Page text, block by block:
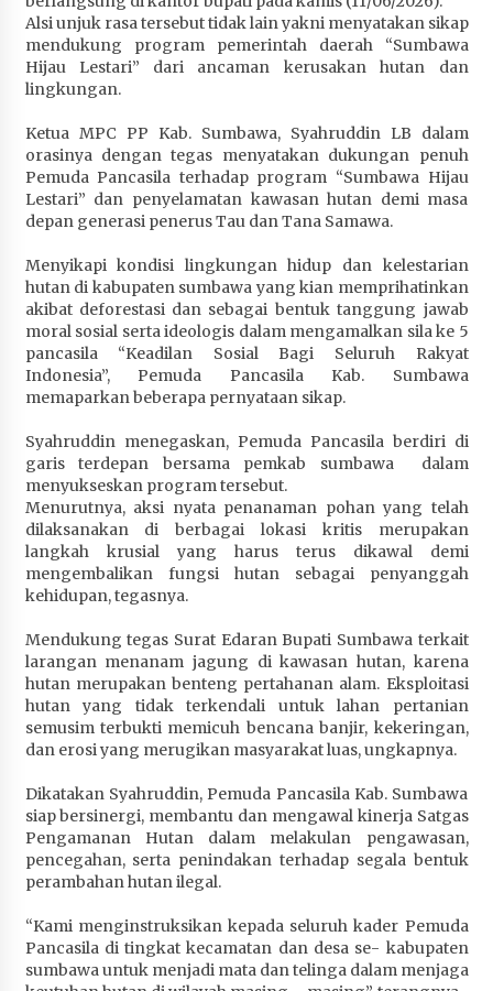
Cabor yang Akan Berjuang pada PORPROV XII
NTB 2026
4 minggu ago
Program 100 Mustahik Per Desa di Desa Teluk
Santong
4 minggu ago
Dosen UTS Siap Kembangkan Inovasi Lewat
Pelatihan PDPP 2026 Bali
4 minggu ago
Terapkan “Polantas Menyapa”, Satlantas Polres
Sumbawa Berupaya Wujudkan Pelayanan
Kepolisian yang Profesional
4 minggu ago
Capaian Program Pemerintah Kabupaten
Sumbawa Terus Dirasakan Masyarakat
4 minggu ago
Alsi unjuk rasa tersebut tidak lain yakni menyatakan sikap
mendukung program pemerintah daerah “Sumbawa
Hijau Lestari” dari ancaman kerusakan hutan dan
lingkungan.
Ketua MPC PP Kab. Sumbawa, Syahruddin LB dalam
orasinya dengan tegas menyatakan dukungan penuh
Pemuda Pancasila terhadap program “Sumbawa Hijau
Lestari” dan penyelamatan kawasan hutan demi masa
depan generasi penerus Tau dan Tana Samawa.
Menyikapi kondisi lingkungan hidup dan kelestarian
hutan di kabupaten sumbawa yang kian memprihatinkan
akibat deforestasi dan sebagai bentuk tanggung jawab
moral sosial serta ideologis dalam mengamalkan sila ke 5
pancasila “Keadilan Sosial Bagi Seluruh Rakyat
Indonesia”, Pemuda Pancasila Kab. Sumbawa
memaparkan beberapa pernyataan sikap.
Syahruddin menegaskan, Pemuda Pancasila berdiri di
garis terdepan bersama pemkab sumbawa dalam
menyukseskan program tersebut.
Menurutnya, aksi nyata penanaman pohan yang telah
dilaksanakan di berbagai lokasi kritis merupakan
langkah krusial yang harus terus dikawal demi
mengembalikan fungsi hutan sebagai penyanggah
kehidupan, tegasnya.
Mendukung tegas Surat Edaran Bupati Sumbawa terkait
larangan menanam jagung di kawasan hutan, karena
hutan merupakan benteng pertahanan alam. Eksploitasi
hutan yang tidak terkendali untuk lahan pertanian
semusim terbukti memicuh bencana banjir, kekeringan,
dan erosi yang merugikan masyarakat luas, ungkapnya.
Dikatakan Syahruddin, Pemuda Pancasila Kab. Sumbawa
siap bersinergi, membantu dan mengawal kinerja Satgas
Pengamanan Hutan dalam melakulan pengawasan,
pencegahan, serta penindakan terhadap segala bentuk
perambahan hutan ilegal.
“Kami menginstruksikan kepada seluruh kader Pemuda
Pancasila di tingkat kecamatan dan desa se- kabupaten
sumbawa untuk menjadi mata dan telinga dalam menjaga